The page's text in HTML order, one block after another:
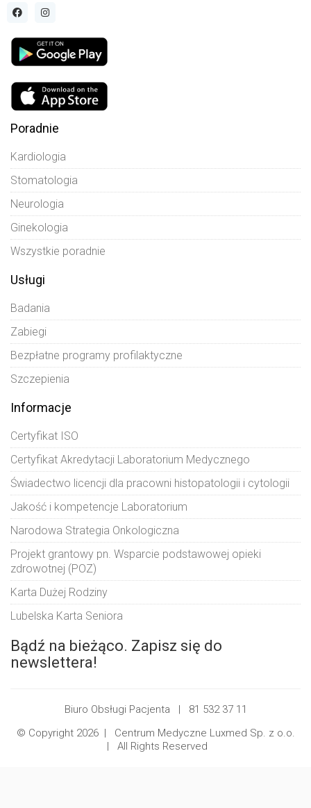
Poradnie
Kardiologia
Stomatologia
Neurologia
Ginekologia
Wszystkie poradnie
Usługi
Badania
Zabiegi
Bezpłatne programy profilaktyczne
Szczepienia
Informacje
Certyfikat ISO
Certyfikat Akredytacji Laboratorium Medycznego
Świadectwo licencji dla pracowni histopatologii i cytologii
Jakość i kompetencje Laboratorium
Narodowa Strategia Onkologiczna
Projekt grantowy pn. Wsparcie podstawowej opieki
zdrowotnej (POZ)
Karta Dużej Rodziny
Lubelska Karta Seniora
Bądź na bieżąco. Zapisz się do
newslettera!
Biuro Obsługi Pacjenta | 81 532 37 11
© Copyright 2026 | Centrum Medyczne Luxmed Sp. z o.o.
| All Rights Reserved